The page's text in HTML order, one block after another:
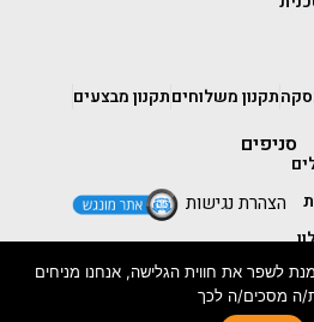
תקנון משלוחיםתקנון מבצעים
סניפים
הצהרת נגישות
לשפר את חווית הגלישה, אנחנו מניחים
ה מסכים/ה לכך